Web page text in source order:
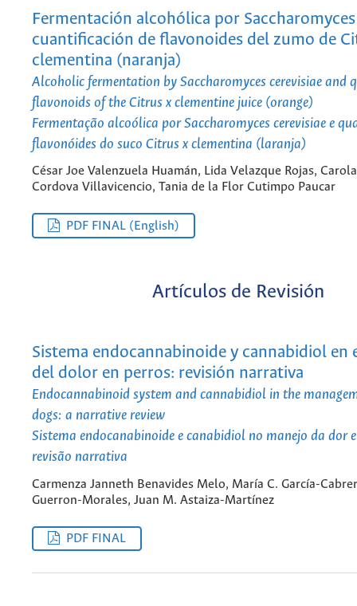
Fermentación alcohólica por
cuantificación de flavonoides del zumo de
clementina (naranja)
Alcoholic fermentation by Saccharomyces cerevisiae and
flavonoids of the Citrus x clementine juice (orange)
Fermentação alcoólica por Saccharomyces cerevisiae e
flavonóides do suco Citrus x clementina (laranja)
César Joe Valenzuela Huamán, Lida Velazque Rojas,
Cordova Villavicencio, Tania de la Flor Cutimpo Paucar
PDF FINAL (English)
Artículos de Revisión
Sistema endocannabinoide y cannabidiol en
del dolor en perros: revisión narrativa
Endocannabinoid system and cannabidiol in the
dogs: a narrative review
Sistema endocanabinoide e canabidiol no manejo da dor
revisão narrativa
Carmenza Janneth Benavides Melo, María C. García-
Guerron-Morales, Juan M. Astaiza-Martínez
PDF FINAL